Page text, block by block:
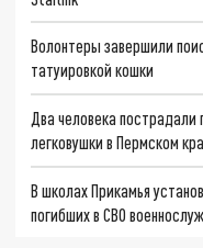
Волонтеры завершили
татуировкой кошки
Два человека пострадали
легковушки в Пермском
В школах Прикамья
погибших в СВО